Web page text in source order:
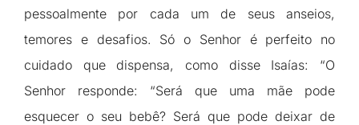
pessoalmente por cada um de seus anseios,
temores e desafios. Só o Senhor é perfeito no
cuidado que dispensa, como disse Isaías: “O
Senhor responde: “Será que uma mãe pode
esquecer o seu bebê? Será que pode deixar de